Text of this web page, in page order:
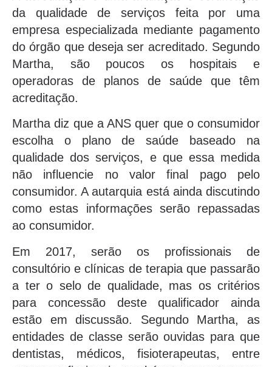
da qualidade de serviços feita por uma
empresa especializada mediante pagamento
do órgão que deseja ser acreditado. Segundo
Martha, são poucos os hospitais e
operadoras de planos de saúde que têm
acreditação.
Martha diz que a ANS quer que o consumidor
escolha o plano de saúde baseado na
qualidade dos serviços, e que essa medida
não influencie no valor final pago pelo
consumidor. A autarquia está ainda discutindo
como estas informações serão repassadas
ao consumidor.
Em 2017, serão os profissionais de
consultório e clínicas de terapia que passarão
a ter o selo de qualidade, mas os critérios
para concessão deste qualificador ainda
estão em discussão. Segundo Martha, as
entidades de classe serão ouvidas para que
dentistas, médicos, fisioterapeutas, entre